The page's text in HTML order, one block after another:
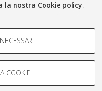
la nostra Cookie policy.
le caratteristiche della
in base al loro comportamento
COOKIE